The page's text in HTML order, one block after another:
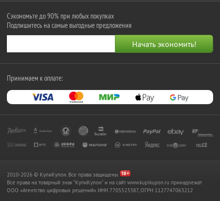
Сэкономьте до 90% при любых покупках
Подпишитесь на самые выгодные предложения
Принимаем к оплате:
2010-2026 © КупиКупон. Все права защищены.
Все права на товарный знак "КупиКупон" и на сайт www.kupikupon.ru принадлежат
OOO «Агентство цифровых решений» ИНН 7705523387, ОГРН 1127747063212